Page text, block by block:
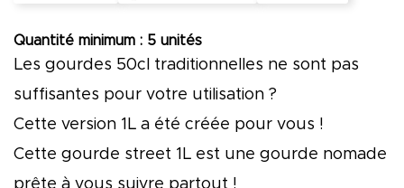
Quantité minimum : 5 unités
Les gourdes 50cl traditionnelles ne sont pas
suffisantes pour votre utilisation ?
Cette version 1L a été créée pour vous !
Cette gourde street 1L est une gourde nomade